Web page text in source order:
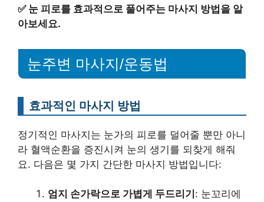
✅ 눈 피로를 효과적으로 풀어주는 마사지 방법을 알
아보세요.
눈주변 마사지/운동법
효과적인 마사지 방법
정기적인 마사지는 눈가의 피로를 덜어줄 뿐만 아니
라 혈액순환을 증진시켜 눈의 생기를 되찾게 해줘
요. 다음은 몇 가지 간단한 마사지 방법입니다:
엄지 손가락으로 가볍게 두드리기 : 눈꼬리에